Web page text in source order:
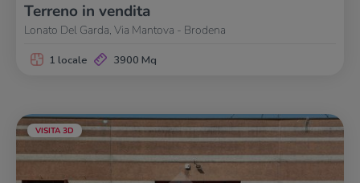
Terreno in vendita
Lonato Del Garda, Via Mantova - Brodena
1 locale 3900 Mq
VISITA 3D